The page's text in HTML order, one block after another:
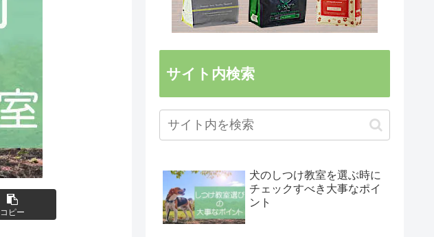
コピー
サイト内検索
犬のしつけ教室を選ぶ時に
チェックすべき大事なポイ
ント